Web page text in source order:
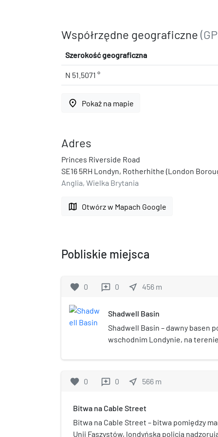
Współrzędne geograficzne
Szerokość geograficzna
N 51.5071 °
place Pokaż na mapie
Adres
Princes Riverside Road
SE16 5RH Londyn, Rotherhithe (London
Anglia, Wielka Brytania
map Otwórz w Mapach Google
Pobliskie miejsca
favorite 0 reviews 0 near_me 456 m
Shadwell Basin
Shadwell Basin – dawny basen
wschodnim Londynie, na
The Highway, Garnet, Benson,
favorite 0 reviews 0 near_me 566 m
Bitwa na Cable Street
Bitwa na Cable Street – bitwa pomiędzy
Unii Faszystów, londyńską policją